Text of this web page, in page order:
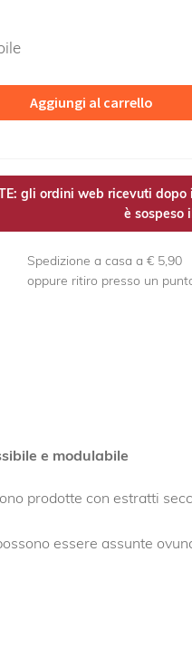
Aggiungi al carrello
gli ordini web ricevuti
è sospeso
Spedizione a casa a € 5,90
oppure ritiro presso un
e modulabile
prodotte con estratti
essere assunte